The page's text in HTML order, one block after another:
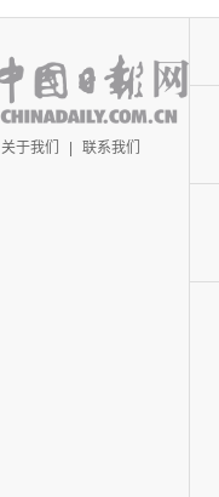
关于我们 联系我们